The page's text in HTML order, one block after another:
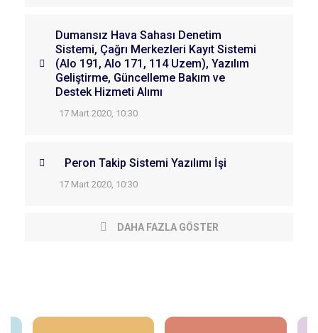
Dumansız Hava Sahası Denetim
Sistemi, Çağrı Merkezleri Kayıt Sistemi
(Alo 191, Alo 171, 114 Uzem), Yazılım
Geliştirme, Güncelleme Bakım ve
Destek Hizmeti Alımı
17 Mart 2020, 10:30
Peron Takip Sistemi Yazılımı İşi
17 Mart 2020, 10:30
DAHA FAZLA GÖSTER